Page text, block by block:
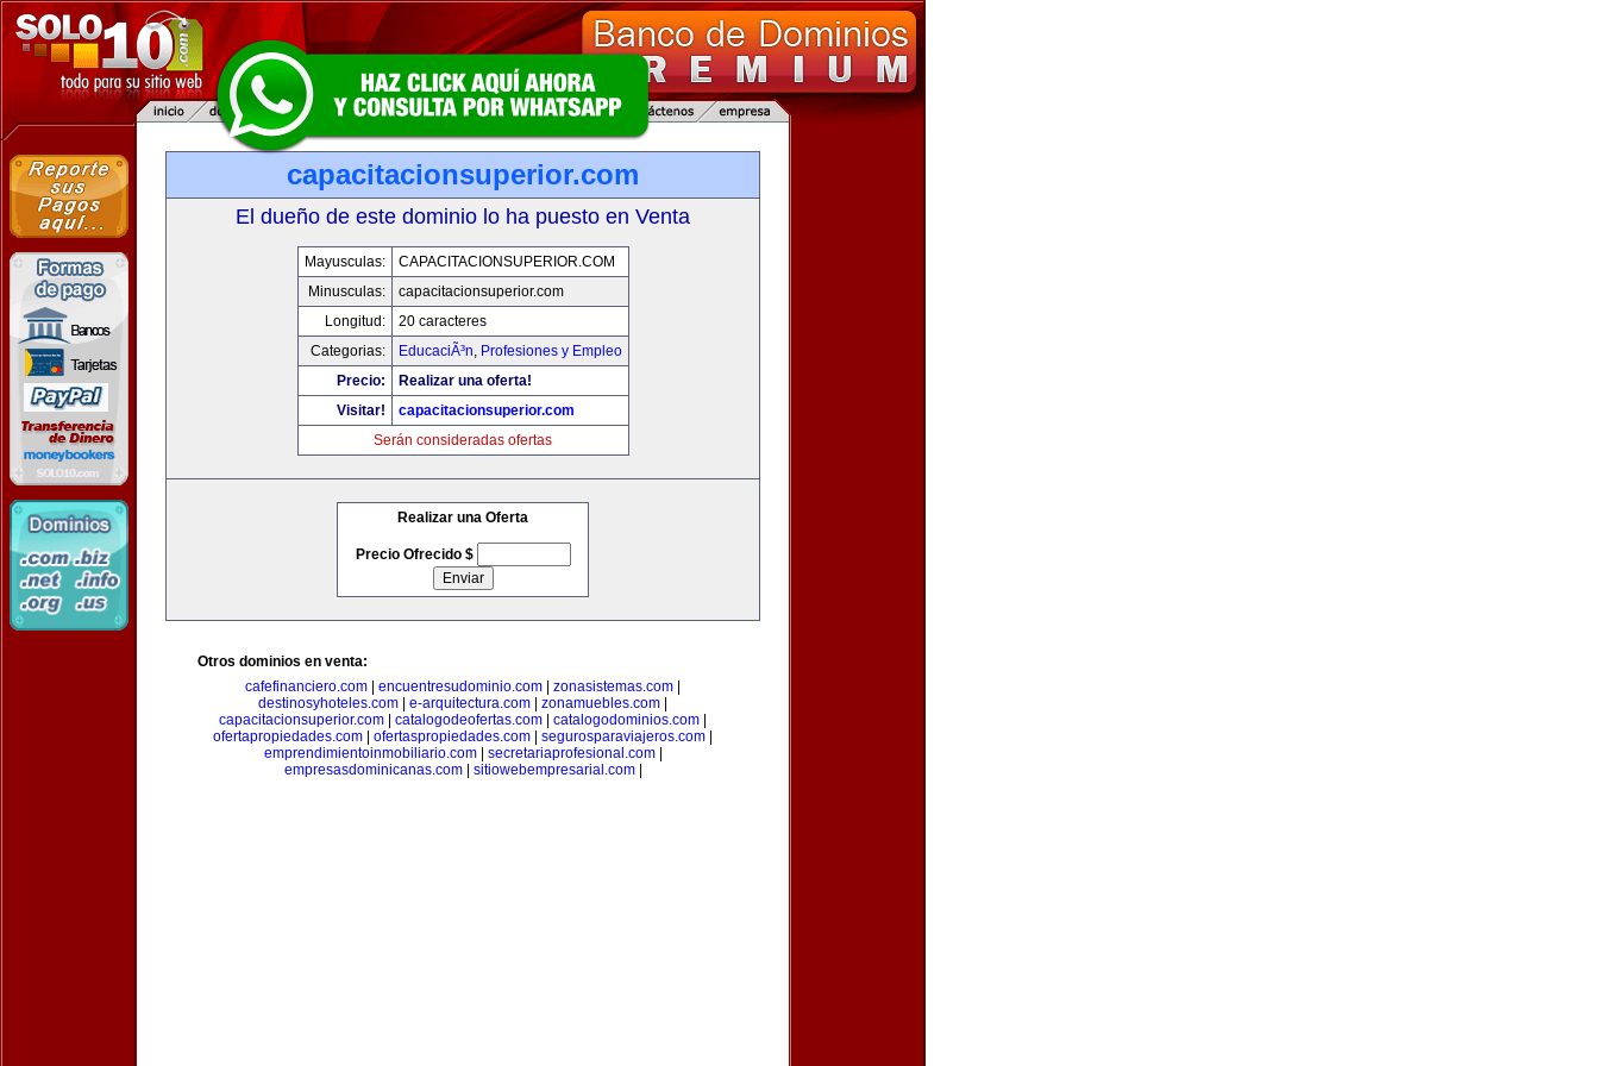
capacitacionsuperior.com
El dueño de este dominio lo ha puesto en Venta
Mayusculas:
CAPACITACIONSUPERIOR.COM
Minusculas:
capacitacionsuperior.com
Longitud:
20 caracteres
Categorias:
EducaciÃ³n, Profesiones y Empleo
Precio:
Realizar una oferta!
Visitar!
capacitacionsuperior.com
Serán consideradas ofertas
Realizar una Oferta
Precio Ofrecido $
Otros dominios en venta:
cafefinanciero.com
encuentresudominio.com zonasistemas.com
destinosyhoteles.com
e-arquitectura.com zonamuebles.com
capacitacionsuperior.com
catalogodeofertas.com catalogodominios.com
ofertapropiedades.com
ofertaspropiedades.com segurosparaviajeros.com
emprendimientoinmobiliario.com| secretariaprofesional.com|
empresasdominicanas.com| sitiowebempresarial.com|